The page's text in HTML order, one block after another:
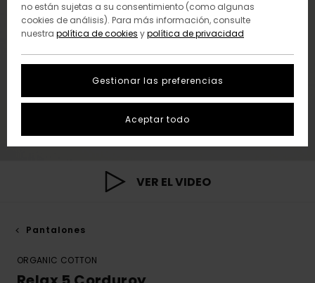
VER EL VIDEO
Pantalones
ORGANIC COTTON
no están sujetas a su consentimiento (como algunas
cookies de análisis). Para más información, consulte
nuestra política de cookies ypolítica de privacidad
Gestionar las preferencias
Aceptar todo